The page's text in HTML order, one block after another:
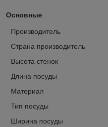
Основные
Производитель
Страна производитель
Высота стенок
Длина посуды
Материал
Тип посуды
Ширина посуды